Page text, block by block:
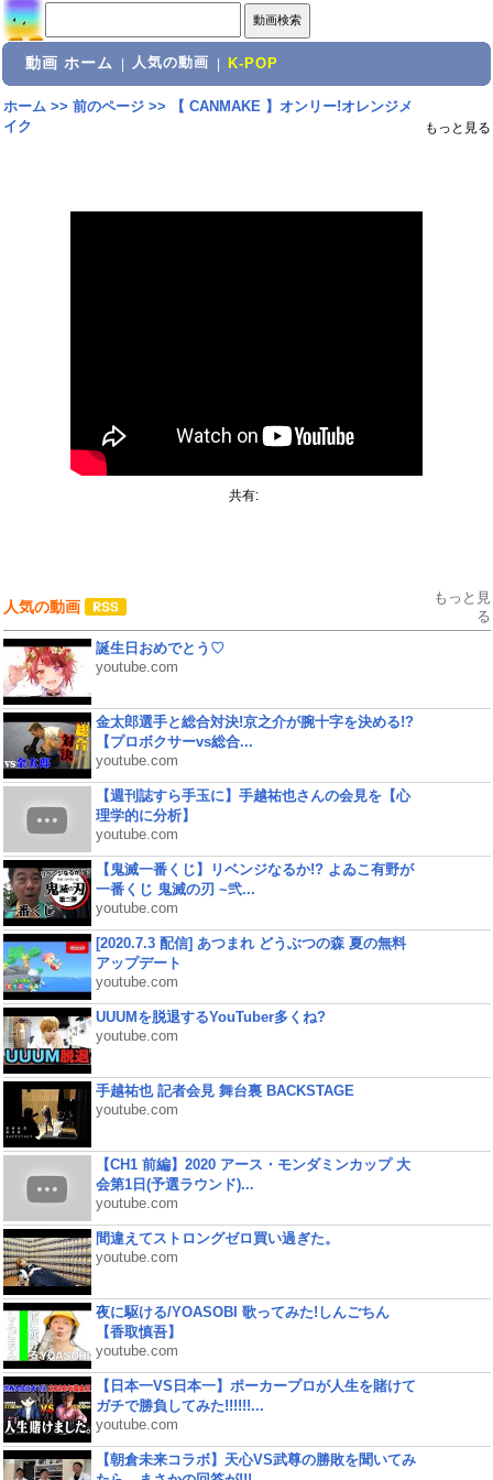
動画 ホーム 人気の動画 K-POP
ホーム>> 前のページ>>
【 CANMAKE 】オンリー!オレンジメ
イク
もっと見る
共有:
人気の動画
もっと見
る
誕生日おめでとう♡
youtube.com
金太郎選手と総合対決!京之介が腕十字を決める!?
【プロボクサーvs総合...
youtube.com
【週刊誌すら手玉に】手越祐也さんの会見を【心
理学的に分析】
youtube.com
【鬼滅一番くじ】リベンジなるか!? よゐこ有野が
一番くじ 鬼滅の刃 ~弐...
youtube.com
[2020.7.3 配信] あつまれ どうぶつの森 夏の無料
アップデート
youtube.com
UUUMを脱退するYouTuber多くね?
youtube.com
手越祐也 記者会見 舞台裏 BACKSTAGE
youtube.com
【CH1 前編】2020 アース・モンダミンカップ 大
会第1日(予選ラウンド)...
youtube.com
間違えてストロングゼロ買い過ぎた。
youtube.com
夜に駆ける/YOASOBI 歌ってみた!しんごちん
【香取慎吾】
youtube.com
【日本一VS日本一】ポーカープロが人生を賭けて
ガチで勝負してみた!!!!!!...
youtube.com
【朝倉未来コラボ】天心VS武尊の勝敗を聞いてみ